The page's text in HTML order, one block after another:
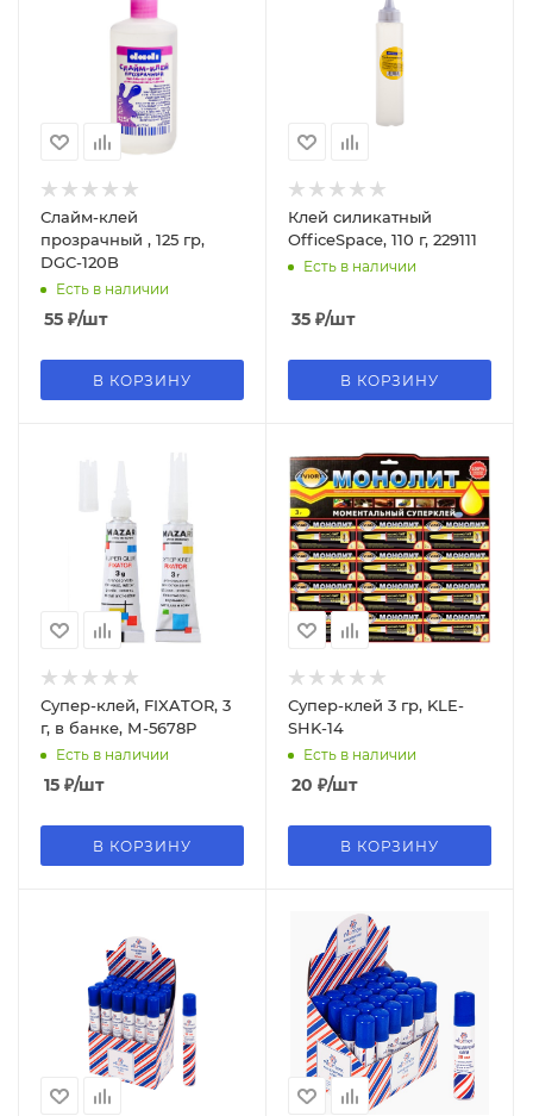
Слайм-клей
прозрачный , 125 гр,
DGC-120B
Есть в наличии
55 ₽/шт
В КОРЗИНУ
Клей силикатный
OfficeSpace, 110 г, 229111
Есть в наличии
35 ₽/шт
В КОРЗИНУ
Супер-клей, FIXATOR, 3
г, в банке, М-5678Р
Есть в наличии
15 ₽/шт
В КОРЗИНУ
Супер-клей 3 гр, KLE-
SHK-14
Есть в наличии
20 ₽/шт
В КОРЗИНУ